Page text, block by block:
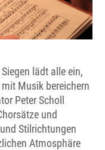
lädt alle ein,
Musik bereichern
Peter Scholl
und
Stilrichtungen
Atmosphäre